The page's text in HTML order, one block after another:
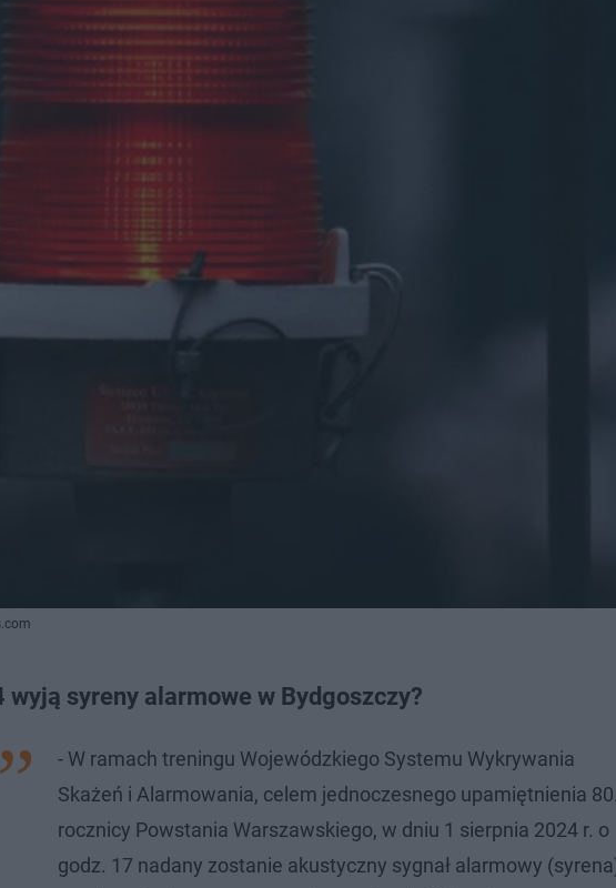
syreny alarmowe w Bydgoszczy?
- W ramach treningu Wojewódzkiego Systemu Wykrywania
Skażeń i Alarmowania, celem jednoczesnego upamiętnienia 80.
rocznicy Powstania Warszawskiego, w dniu 1 sierpnia 2024 r. o
godz. 17 nadany zostanie akustyczny sygnał alarmowy